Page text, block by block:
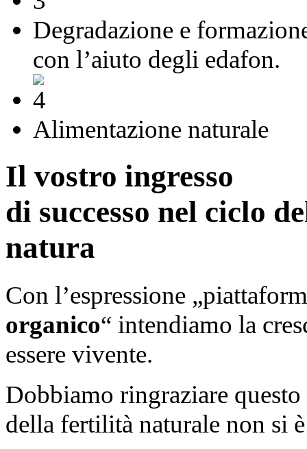
Degradazione e
con l’aiuto degli edafon.
Alimentazione naturale
Il vostro ingresso
di successo nel ciclo
natura
Con l’espressione
organico“ intendiamo la
essere vivente.
Dobbiamo ringraziare
della fertilità naturale non si